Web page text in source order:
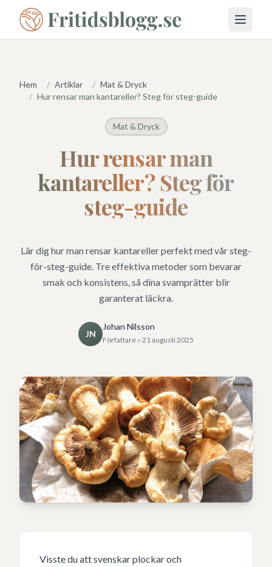
Öppna
Hem / Artiklar / Mat & Dryck
/ Hur rensar man kantareller? Steg för steg-guide
Mat & Dryck
Hur rensar man
kantareller? Steg för
steg-guide
Lär dig hur man rensar kantareller perfekt med vår steg-
för-steg-guide. Tre effektiva metoder som bevarar
smak och konsistens, så dina svamprätter blir
garanterat läckra.
JN
Johan Nilsson
Författare•21 augusti 2025
Visste du att svenskar plockar och